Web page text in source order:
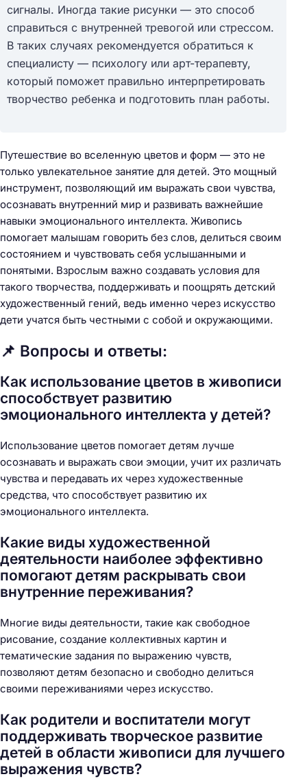
сигналы. Иногда такие рисунки — это способ
справиться с внутренней тревогой или стрессом.
В таких случаях рекомендуется обратиться к
специалисту — психологу или арт-терапевту,
который поможет правильно интерпретировать
творчество ребенка и подготовить план работы.
Путешествие во вселенную цветов и форм — это не
только увлекательное занятие для детей. Это мощный
инструмент, позволяющий им выражать свои чувства,
осознавать внутренний мир и развивать важнейшие
навыки эмоционального интеллекта. Живопись
помогает малышам говорить без слов, делиться своим
состоянием и чувствовать себя услышанными и
понятыми. Взрослым важно создавать условия для
такого творчества, поддерживать и поощрять детский
художественный гений, ведь именно через искусство
дети учатся быть честными с собой и окружающими.
📌 Вопросы и ответы:
Как использование цветов в живописи
способствует развитию
эмоционального интеллекта у детей?
Использование цветов помогает детям лучше
осознавать и выражать свои эмоции, учит их различать
чувства и передавать их через художественные
средства, что способствует развитию их
эмоционального интеллекта.
Какие виды художественной
деятельности наиболее эффективно
помогают детям раскрывать свои
внутренние переживания?
Многие виды деятельности, такие как свободное
рисование, создание коллективных картин и
тематические задания по выражению чувств,
позволяют детям безопасно и свободно делиться
своими переживаниями через искусство.
Как родители и воспитатели могут
поддерживать творческое развитие
детей в области живописи для лучшего
выражения чувств?